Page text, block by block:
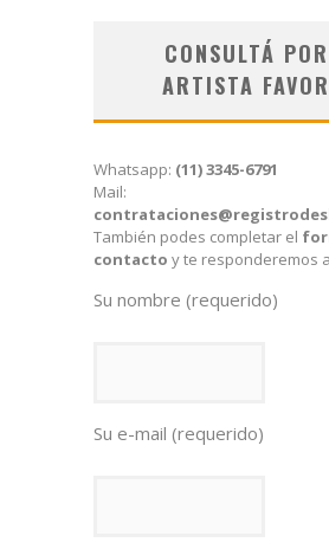
CONSULTÁ
ARTISTA
Whatsapp: (11) 3345-6791
Mail:
También podes completar el
contacto y te responderemos
Su nombre (requerido)
Su e-mail (requerido)